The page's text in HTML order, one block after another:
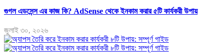
গুগল এডসেন্স এর কাজ কি? AdSense থেকে ইনকাম করার ৫টি কার্যকরী উপায়
জুলাই ৩০, ২০২৬